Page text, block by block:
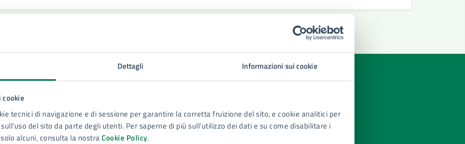
Dettagli Informazioni sui cookie
tecnici di navigazione e di sessione per garantire la corretta fruizione del sito, e cookie analitici per
del sito da parte degli utenti. Per saperne di più sull'utilizzo dei dati e su come disabilitare i
alcuni, consulta la nostraCookie Policy.
sono chiare le informazioni su questa